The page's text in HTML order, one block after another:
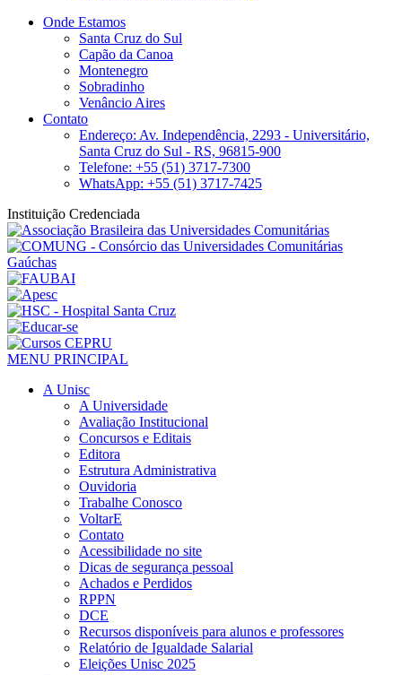
Onde Estamos
Santa Cruz do Sul
Capão da Canoa
Montenegro
Sobradinho
Venâncio Aires
Contato
Endereço: Av. Independência, 2293 - Universitário,
Santa Cruz do Sul - RS, 96815-900
Telefone: +55 (51) 3717-7300
WhatsApp: +55 (51) 3717-7425
Instituição Credenciada
MENU PRINCIPAL
A Unisc
A Universidade
Avaliação Institucional
Concursos e Editais
Editora
Estrutura Administrativa
Ouvidoria
Trabalhe Conosco
VoltarE
Contato
Acessibilidade no site
Dicas de segurança pessoal
Achados e Perdidos
RPPN
DCE
Recursos disponíveis para alunos e professores
Relatório de Igualdade Salarial
Eleições Unisc 2025